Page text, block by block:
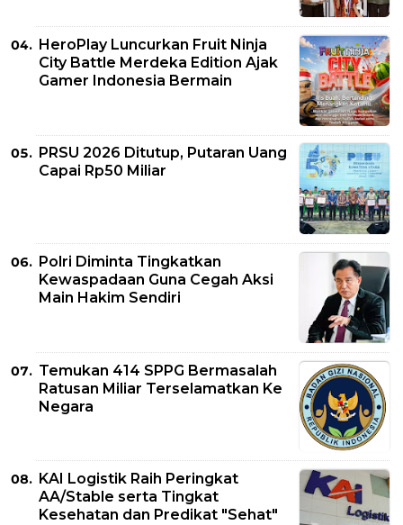
HeroPlay Luncurkan Fruit Ninja
City Battle Merdeka Edition Ajak
Gamer Indonesia Bermain
PRSU 2026 Ditutup, Putaran Uang
Capai Rp50 Miliar
Polri Diminta Tingkatkan
Kewaspadaan Guna Cegah Aksi
Main Hakim Sendiri
Temukan 414 SPPG Bermasalah
Ratusan Miliar Terselamatkan Ke
Negara
KAI Logistik Raih Peringkat
AA/Stable serta Tingkat
Kesehatan dan Predikat "Sehat"